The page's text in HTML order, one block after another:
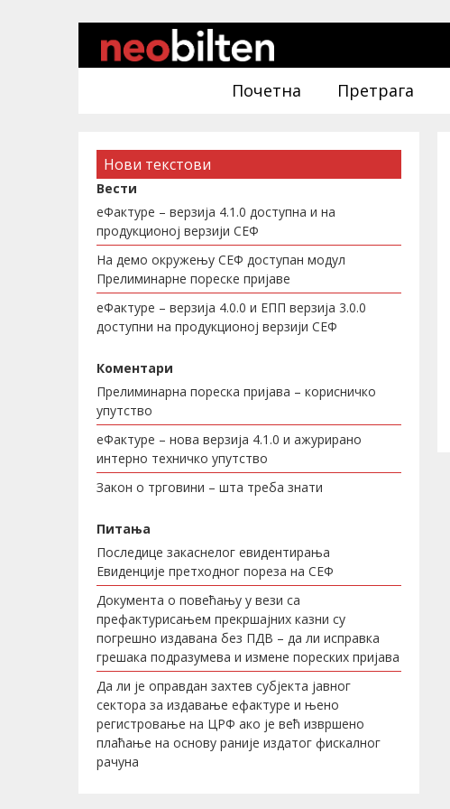
Почетна Претрага
Нови текстови
Вести
еФактуре – верзија 4.1.0 доступна и на
продукционој верзији СЕФ
На демо окружењу СЕФ доступан модул
Прелиминарне пореске пријаве
еФактуре – верзија 4.0.0 и ЕПП верзија 3.0.0
доступни на продукционој верзији СЕФ
Коментари
Прелиминарна пореска пријава – корисничко
упутство
еФактуре – нова верзија 4.1.0 и ажурирано
интерно техничко упутство
Закон о трговини – шта треба знати
Питања
Последице закаснелог евидентирања
Евиденције претходног пореза на СЕФ
Документа о повећању у вези са
префактурисањем прекршајних казни су
погрешно издавана без ПДВ – да ли исправка
грешака подразумева и измене пореских пријава
Да ли је оправдан захтев субјекта јавног
сектора за издавање ефактуре и њено
регистровање на ЦРФ ако је већ извршено
плаћање на основу раније издатог фискалног
рачуна